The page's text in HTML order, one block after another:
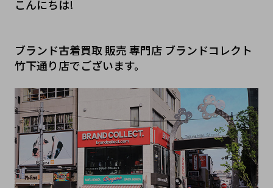
こんにちは!
ブランド古着買取 販売 専門店 ブランドコレクト
竹下通り店でございます。